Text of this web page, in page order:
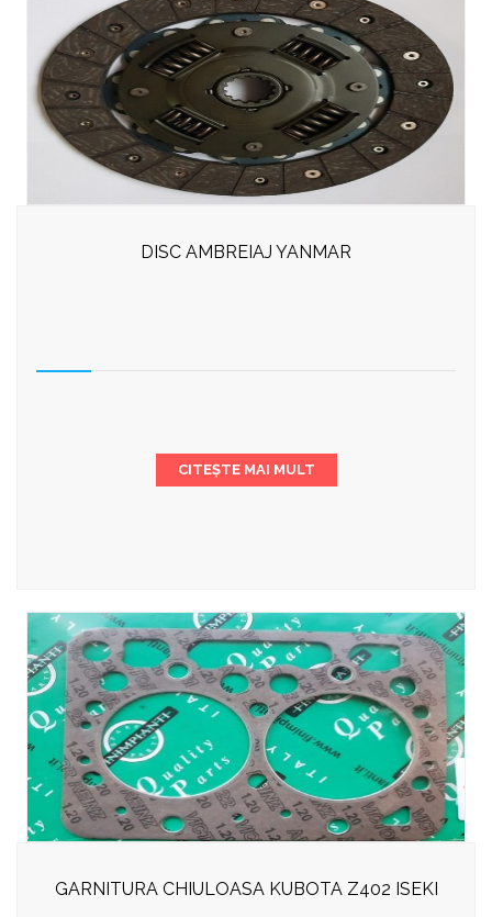
DISC AMBREIAJ YANMAR
CITEȘTE MAI MULT
GARNITURA CHIULOASA KUBOTA Z402 ISEKI